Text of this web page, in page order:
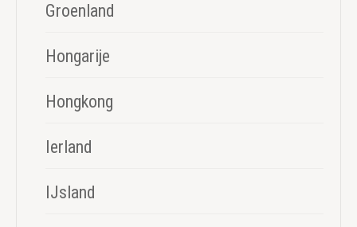
Groenland
Hongarije
Hongkong
Ierland
IJsland